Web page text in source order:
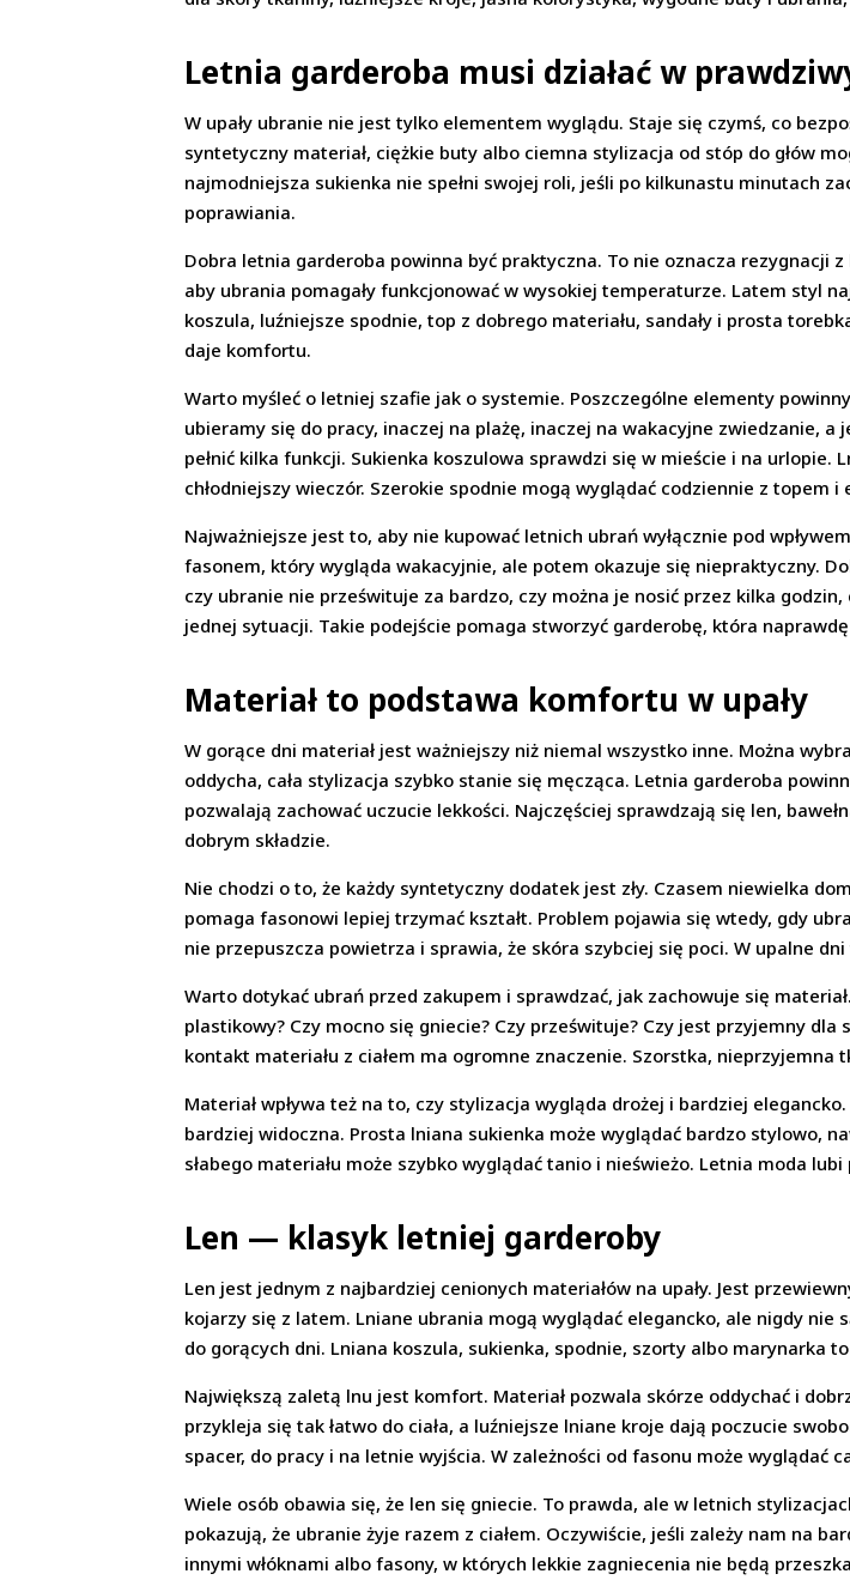
Letnia garderoba musi działać w
W upały ubranie nie jest tylko elementem wyglądu. Staje się czymś, co
syntetyczny materiał, ciężkie buty albo ciemna stylizacja od stóp do głów
najmodniejsza sukienka nie spełni swojej roli, jeśli po kilkunastu minutach
poprawiania.
Dobra letnia garderoba powinna być praktyczna. To nie oznacza rezygnacji
aby ubrania pomagały funkcjonować w wysokiej temperaturze. Latem styl
koszula, luźniejsze spodnie, top z dobrego materiału, sandały i prosta
daje komfortu.
Warto myśleć o letniej szafie jak o systemie. Poszczególne elementy
ubieramy się do pracy, inaczej na plażę, inaczej na wakacyjne zwiedzanie,
pełnić kilka funkcji. Sukienka koszulowa sprawdzi się w mieście i na
chłodniejszy wieczór. Szerokie spodnie mogą wyglądać codziennie z topem i
Najważniejsze jest to, aby nie kupować letnich ubrań wyłącznie pod
fasonem, który wygląda wakacyjnie, ale potem okazuje się niepraktyczny.
czy ubranie nie prześwituje za bardzo, czy można je nosić przez kilka
jednej sytuacji. Takie podejście pomaga stworzyć garderobę, która naprawdę
Materiał to podstawa komfortu w upały
W gorące dni materiał jest ważniejszy niż niemal wszystko inne. Można
oddycha, cała stylizacja szybko stanie się męcząca. Letnia garderoba
pozwalają zachować uczucie lekkości. Najczęściej sprawdzają się len,
dobrym składzie.
Nie chodzi o to, że każdy syntetyczny dodatek jest zły. Czasem niewielka
pomaga fasonowi lepiej trzymać kształt. Problem pojawia się wtedy, gdy
nie przepuszcza powietrza i sprawia, że skóra szybciej się poci. W upalne
Warto dotykać ubrań przed zakupem i sprawdzać, jak zachowuje się
plastikowy? Czy mocno się gniecie? Czy prześwituje? Czy jest przyjemny
kontakt materiału z ciałem ma ogromne znaczenie. Szorstka, nieprzyjemna
Materiał wpływa też na to, czy stylizacja wygląda drożej i bardziej
bardziej widoczna. Prosta lniana sukienka może wyglądać bardzo stylowo,
słabego materiału może szybko wyglądać tanio i nieświeżo. Letnia moda
Len — klasyk letniej garderoby
Len jest jednym z najbardziej cenionych materiałów na upały. Jest
kojarzy się z latem. Lniane ubrania mogą wyglądać elegancko, ale nigdy
do gorących dni. Lniana koszula, sukienka, spodnie, szorty albo marynarka
Największą zaletą lnu jest komfort. Materiał pozwala skórze oddychać i
przykleja się tak łatwo do ciała, a luźniejsze lniane kroje dają poczucie
spacer, do pracy i na letnie wyjścia. W zależności od fasonu może wyglądać
Wiele osób obawia się, że len się gniecie. To prawda, ale w letnich
pokazują, że ubranie żyje razem z ciałem. Oczywiście, jeśli zależy nam na
innymi włóknami albo fasony, w których lekkie zagniecenia nie będą